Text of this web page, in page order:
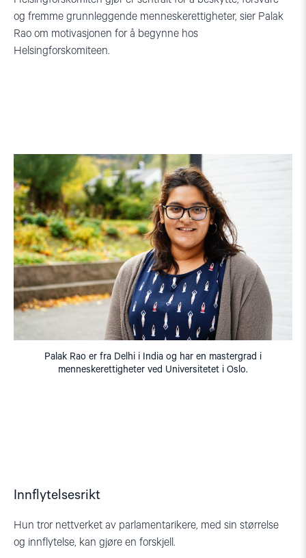
og fremme grunnleggende menneskerettigheter, sier Palak
Rao om motivasjonen for å begynne hos
Helsingforskomiteen.
Palak Rao er fra Delhi i India og har en mastergrad i
menneskerettigheter ved Universitetet i Oslo.
Innflytelsesrikt
Hun tror nettverket av parlamentarikere, med sin størrelse
og innflytelse, kan gjøre en forskjell.